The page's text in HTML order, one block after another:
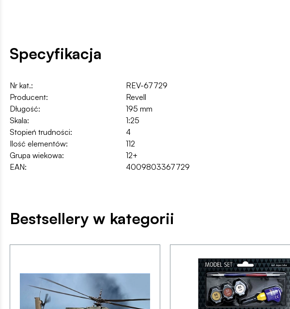
Specyfikacja
Nr kat.:
REV-67729
Producent:
Revell
Długość:
195 mm
Skala:
1:25
Stopień trudności:
4
Ilość elementów:
112
Grupa wiekowa:
12+
EAN:
4009803367729
Bestsellery w kategorii